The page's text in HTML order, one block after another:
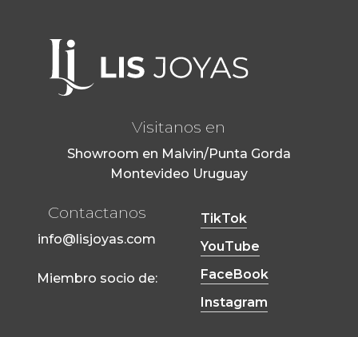
Visitanos en
Showroom en Malvin/Punta Gorda
Montevideo Uruguay
Contactanos
info@lisjoyas.com
Miembro socio de:
TikTok
YouTube
FaceBook
Instagram